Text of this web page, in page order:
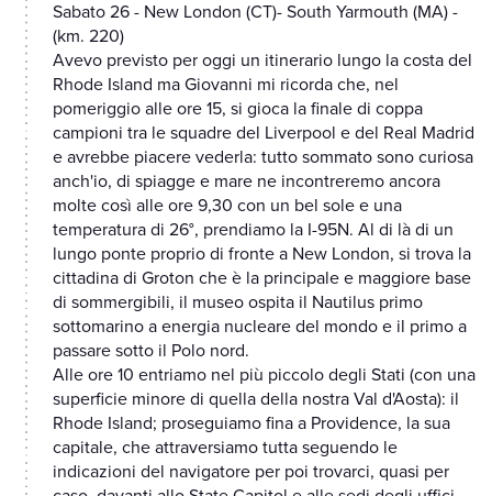
Sabato 26 - New London (CT)- South Yarmouth (MA) -
(km. 220)
Avevo previsto per oggi un itinerario lungo la costa del
Rhode Island ma Giovanni mi ricorda che, nel
pomeriggio alle ore 15, si gioca la finale di coppa
campioni tra le squadre del Liverpool e del Real Madrid
e avrebbe piacere vederla: tutto sommato sono curiosa
anch'io, di spiagge e mare ne incontreremo ancora
molte così alle ore 9,30 con un bel sole e una
temperatura di 26°, prendiamo la I-95N. Al di là di un
lungo ponte proprio di fronte a New London, si trova la
cittadina di Groton che è la principale e maggiore base
di sommergibili, il museo ospita il Nautilus primo
sottomarino a energia nucleare del mondo e il primo a
passare sotto il Polo nord.
Alle ore 10 entriamo nel più piccolo degli Stati (con una
superficie minore di quella della nostra Val d'Aosta): il
Rhode Island; proseguiamo fina a Providence, la sua
capitale, che attraversiamo tutta seguendo le
indicazioni del navigatore per poi trovarci, quasi per